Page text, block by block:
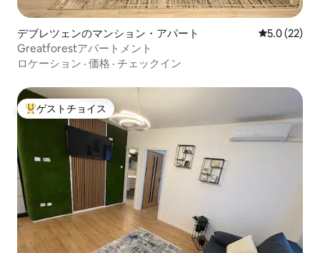
デブレツェンのマンション・アパート レビュー22
5.0 (22)
Greatforestアパートメント
ロケーション · 価格 · チェックイン
大好評のゲストチョイスです。
ゲストチョイス